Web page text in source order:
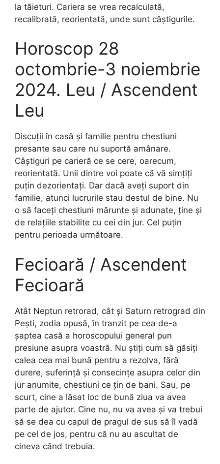
la tăieturi. Cariera se vrea recalculată,
recalibrată, reorientată, unde sunt câștigurile.
Horoscop 28
octombrie-3 noiembrie
2024. Leu / Ascendent
Leu
Discuții în casă și familie pentru chestiuni
presante sau care nu suportă amânare.
Câștiguri pe carieră ce se cere, oarecum,
reorientată. Unii dintre voi poate că vă simțiți
puțin dezorientați. Dar dacă aveți suport din
familie, atunci lucrurile stau destul de bine. Nu
o să faceți chestiuni mărunte și adunate, ține și
de relațiile stabilite cu cei din jur. Cel puțin
pentru perioada următoare.
Fecioară / Ascendent
Fecioară
Atât Neptun retrorad, cât și Saturn retrograd din
Pești, zodia opusă, în tranzit pe cea de-a
șaptea casă a horoscopului general pun
presiune asupra voastră. Nu știți cum să găsiți
calea cea mai bună pentru a rezolva, fără
durere, suferință și consecințe asupra celor din
jur anumite, chestiuni ce țin de bani. Sau, pe
scurt, cine a lăsat loc de bună ziua va avea
parte de ajutor. Cine nu, nu va avea și va trebui
să se dea cu capul de pragul de sus să îl vadă
pe cel de jos, pentru că nu au ascultat de
cineva când trebuia.